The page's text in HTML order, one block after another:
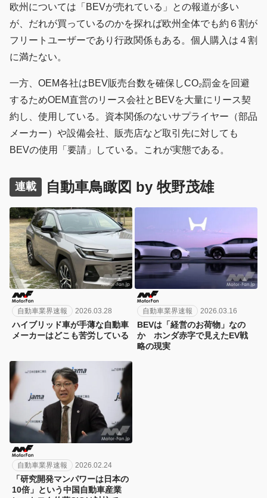
欧州については「BEVが売れている」との報道が多い
が、だれが買っているのかを探れば欧州全体でも約６割が
フリートユーザーであり行政関係もある。個人購入は４割
に満たない。
一方、OEM各社はBEV販売台数を確保しCO₂罰金を回避
するためOEM直営のリース会社とBEVを大量にリース契
約し、使用している。資本関係のないサプライヤー（部品
メーカー）や設備会社、販売店など取引先に対しても
BEVの使用「要請」している。これが実態である。
連載 自動車鳥瞰図 by 牧野茂雄
自動車業界速報 2026.03.28
ハイブリッド車が手薄な自動車
メーカーはどこも苦労している
自動車業界速報 2026.03.16
BEVは「経営のお荷物」なの
か ホンダ赤字で見えたEV戦
略の現実
自動車業界速報 2026.02.24
「研究開発マンパワーは日本の
10倍」という中国自動車産業